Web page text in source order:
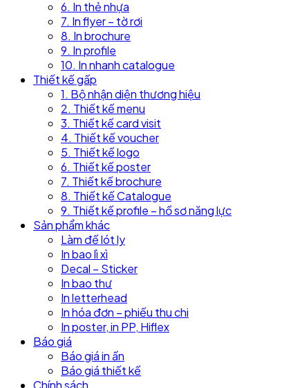
6. In thẻ nhựa
7. In flyer – tờ rơi
8. In brochure
9. In profile
10. In nhanh catalogue
Thiết kế gấp
1. Bộ nhận diện thương hiệu
2. Thiết kế menu
3. Thiết kế card visit
4. Thiết kế voucher
5. Thiết kế logo
6. Thiết kế poster
7. Thiết kế brochure
8. Thiết kế Catalogue
9. Thiết kế profile – hồ sơ năng lực
Sản phẩm khác
Làm đế lót ly
In bao lì xì
Decal – Sticker
In bao thư
In letterhead
In hóa đơn – phiếu thu chi
In poster, in PP, Hiflex
Báo giá
Báo giá in ấn
Báo giá thiết kế
Chính sách